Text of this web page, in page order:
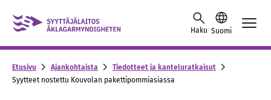
Skip to content -saavutettavuusohje
Haku Suomi
Etusivu Ajankohtaista
Tiedotteet ja kanteluratkaisut
Syytteet nostettu Kouvolan pakettipommiasiassa